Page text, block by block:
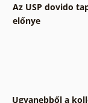
Az USP dovido
előnye
Ugyanebből a